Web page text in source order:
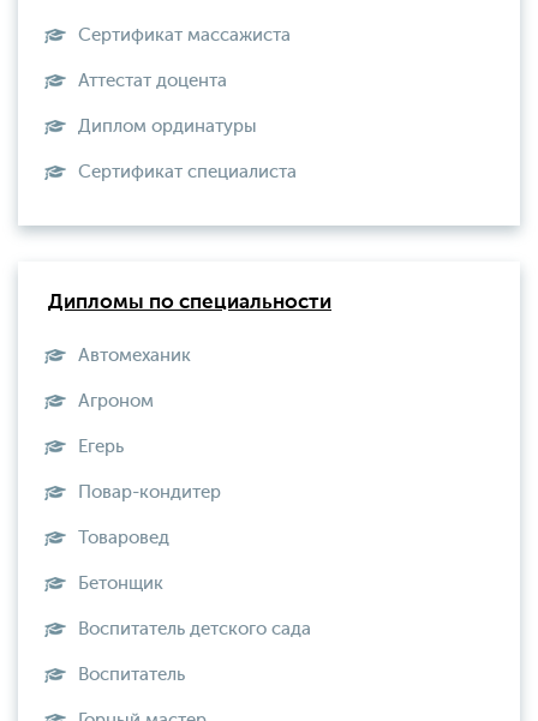
Сертификат массажиста
Аттестат доцента
Диплом ординатуры
Сертификат специалиста
Дипломы по специальности
Автомеханик
Агроном
Егерь
Повар-кондитер
Товаровед
Бетонщик
Воспитатель детского сада
Воспитатель